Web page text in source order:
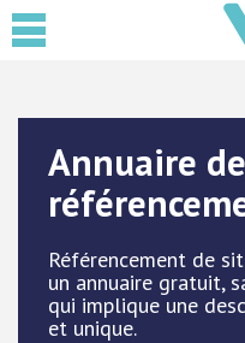
Annuaire de
Référencement de
un annuaire gratuit,
qui implique une
et unique.